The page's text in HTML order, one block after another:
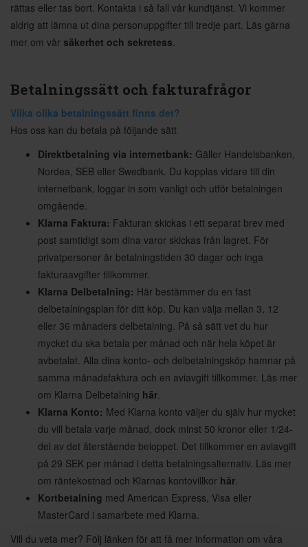
rättas eller tas bort. Kontakta i så fall vår kundtjänst. Vi kommer
aldrig att lämna ut dina personuppgifter till tredje part. Läs gärna
mer om vår säkerhet och sekretess.
Betalningssätt och fakturafrågor
Vilka olika betalningssätt finns det?
Hos oss kan du betala på följande sätt
Direktbetalning via internetbank: Gäller Handelsbanken,
Nordea, SEB eller Swedbank. Du kopplas vidare till din
internetbank, loggar in som vanligt och utför betalningen
omgående.
Klarna Faktura: Fakturan skickas i ett separat brev med
post samtidigt som dina varor skickas från lagret. För
privatpersoner är betalningstiden 30 dagar och inga
fakturaavgifter tillkommer.
Klarna Delbetalning: Här bestämmer du en fast
delbetalningsplan för ditt köp. Du kan välja mellan 3, 12
eller 36 månaders delbetalning. På så sätt vet du hur
mycket du ska betala per månad och när hela köpet är
avbetalat. Alla dina konto- och delbetalningsköp hamnar på
samma månadsfaktura och en aviavgift tillkommer. Läs mer
om Klarna Delbetalning här.
Klarna Konto: Med Klarna konto väljer du själv hur mycket
du vill betala varje månad, dock minst 50 kronor eller 1/24-
del av det återstående beloppet. Det tillkommer en aviavgift
på 29 SEK per månad i detta betalningsalternativ. Läs mer
om räntekostnad och Klarnas kontovillkor här.
Kortbetalning med American Express, Visa eller
MasterCard i samarbete med Klarna.
Vill du veta mer? Följ länken för att få mer information om våra